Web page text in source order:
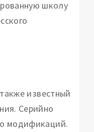
школу
известный
Серийно
модификаций.